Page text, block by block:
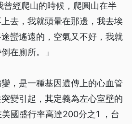
曾經爬山的時候，爬圓山在半
去，我就頭暈在那邊，我去埃
蠻遙遠的，空氣又不好，我就
在廁所。」
，是一種基因遺傳上的心血管
變引起，其定義為左心室壁的
國盛行率高達200分之1 ，台